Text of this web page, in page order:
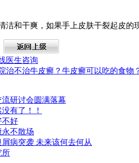
洁和干爽，如果手上皮肤干裂起皮
医生咨询
治不治牛皮癣？牛皮癣可以吃的食物
研讨会圆满落幕
有了！！
不好
不散场
病突袭 未来该何去何从
所